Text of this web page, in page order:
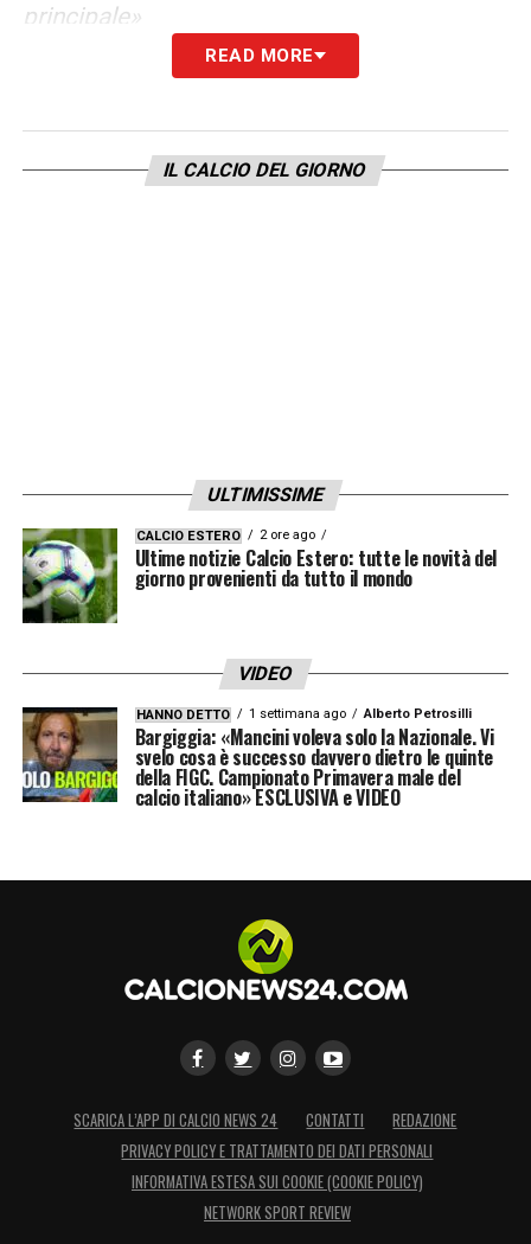
principale»
READ MORE
IL CALCIO DEL GIORNO
ULTIMISSIME
CALCIO ESTERO 2 ore ago
Ultime notizie Calcio Estero: tutte le novità del
giorno provenienti da tutto il mondo
VIDEO
HANNO DETTO 1 settimana ago Alberto Petrosilli
Bargiggia: «Mancini voleva solo la Nazionale. Vi
svelo cosa è successo davvero dietro le quinte
della FIGC. Campionato Primavera male del
calcio italiano» ESCLUSIVA e VIDEO
SCARICA L’APP DI CALCIO NEWS 24 CONTATTI
REDAZIONE
PRIVACY POLICY E TRATTAMENTO DEI DATI PERSONALI
INFORMATIVA ESTESA SUI COOKIE (COOKIE POLICY)
NETWORK SPORT REVIEW